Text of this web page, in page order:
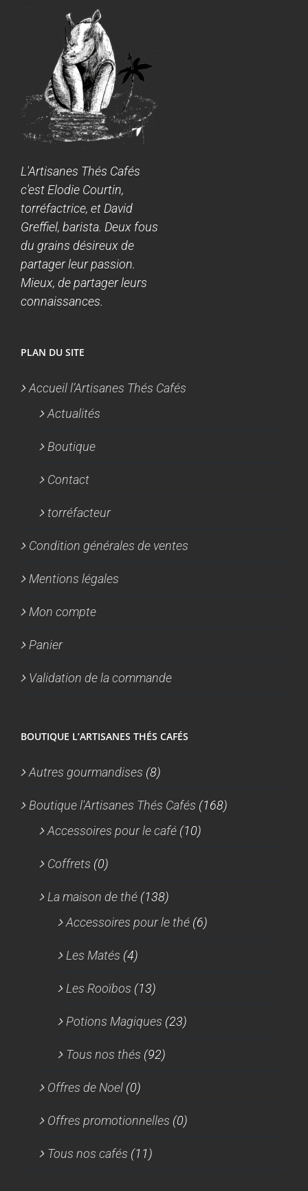
L'Artisanes Thés Cafés
c'est Elodie Courtin,
torréfactrice, et David
Greffiel, barista. Deux fous
du grains désireux de
partager leur passion.
Mieux, de partager leurs
connaissances.
PLAN DU SITE
Accueil l’Artisanes Thés Cafés
Actualités
Boutique
Contact
torréfacteur
Condition générales de ventes
Mentions légales
Mon compte
Panier
Validation de la commande
BOUTIQUE L’ARTISANES THÉS CAFÉS
Autres gourmandises (8)
Boutique l'Artisanes Thés Cafés (168)
Accessoires pour le café (10)
Coffrets (0)
La maison de thé (138)
Accessoires pour le thé (6)
Les Matés (4)
Les Rooïbos (13)
Potions Magiques (23)
Tous nos thés (92)
Offres de Noel (0)
Offres promotionnelles (0)
Tous nos cafés (11)